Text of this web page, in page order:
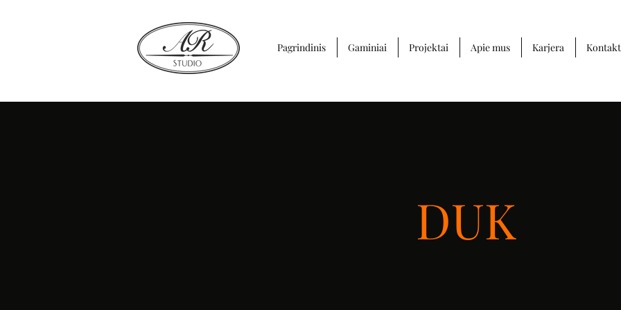
Pagrindinis Gaminiai Projektai Apie mus Karjera
DUK